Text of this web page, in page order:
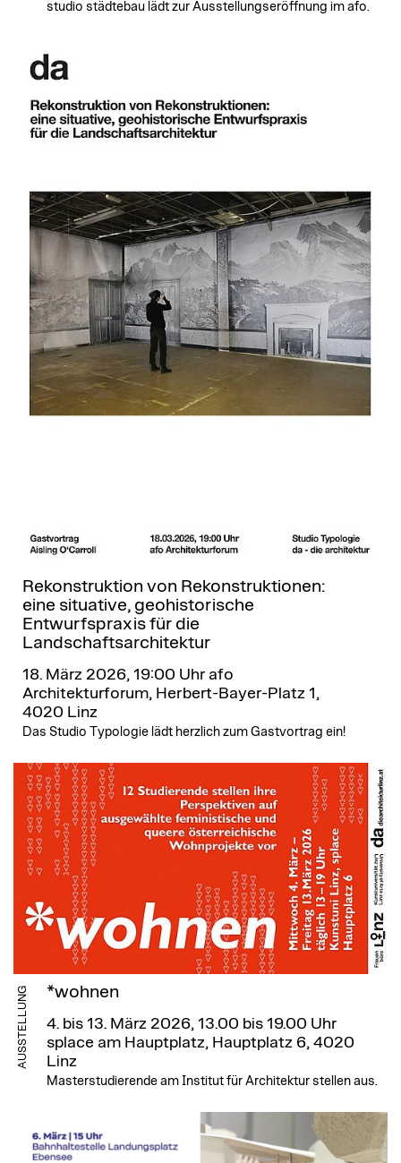
studio städtebau lädt zur Ausstellungseröffnung im afo.
Rekonstruktion von Rekonstruktionen:
eine situative, geohistorische
Entwurfspraxis für die
Landschaftsarchitektur
18. März 2026, 19:00 Uhr afo
Architekturforum, Herbert-Bayer-Platz 1,
4020 Linz
Das Studio Typologie lädt herzlich zum Gastvortrag ein!
AUSSTELLUNG *wohnen
4. bis 13. März 2026, 13.00 bis 19.00 Uhr
splace am Hauptplatz, Hauptplatz 6, 4020
Linz
Masterstudierende am Institut für Architektur stellen aus.